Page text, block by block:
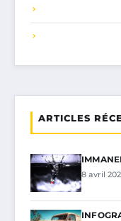
ARTICLES
8 avril